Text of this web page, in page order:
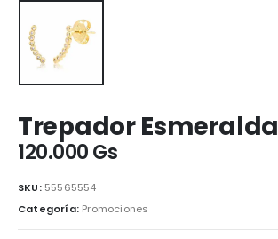
Trepador Esmeralda
120.000Gs
SKU: 55565554
Categoría: Promociones